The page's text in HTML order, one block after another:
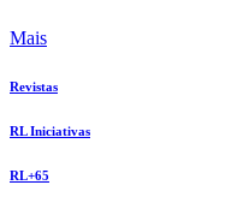
Mais
Revistas
RL Iniciativas
RL+65